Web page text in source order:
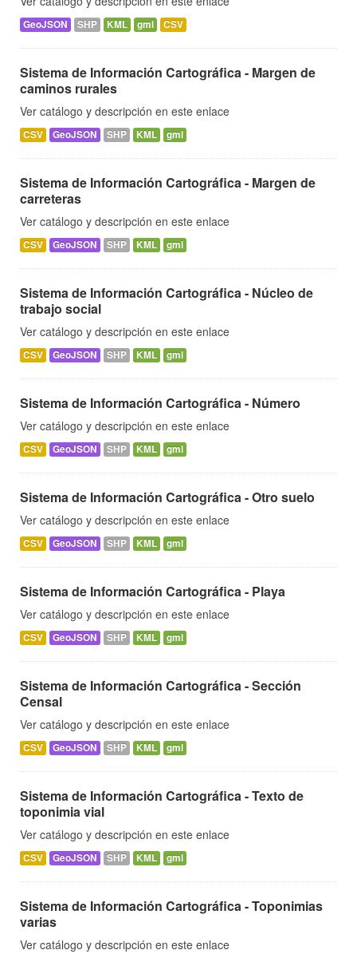
GeoJSON SHP KML gml CSV
Sistema de Información Cartográfica - Margen de
caminos rurales
Ver catálogo y descripción en este enlace
CSV GeoJSON SHP KML gml
Sistema de Información Cartográfica - Margen de
carreteras
Ver catálogo y descripción en este enlace
CSV GeoJSON SHP KML gml
Sistema de Información Cartográfica - Núcleo de
trabajo social
Ver catálogo y descripción en este enlace
CSV GeoJSON SHP KML gml
Sistema de Información Cartográfica - Número
Ver catálogo y descripción en este enlace
CSV GeoJSON SHP KML gml
Sistema de Información Cartográfica - Otro suelo
Ver catálogo y descripción en este enlace
CSV GeoJSON SHP KML gml
Sistema de Información Cartográfica - Playa
Ver catálogo y descripción en este enlace
CSV GeoJSON SHP KML gml
Sistema de Información Cartográfica - Sección
Censal
Ver catálogo y descripción en este enlace
CSV GeoJSON SHP KML gml
Sistema de Información Cartográfica - Texto de
toponimia vial
Ver catálogo y descripción en este enlace
CSV GeoJSON SHP KML gml
Sistema de Información Cartográfica - Toponimias
varias
Ver catálogo y descripción en este enlace